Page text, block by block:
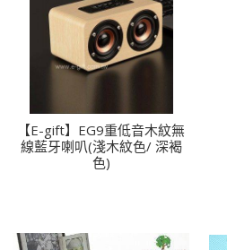
【E-gift】EG9重低音木紋無
線藍牙喇叭(淺木紋色/ 深褐
色)